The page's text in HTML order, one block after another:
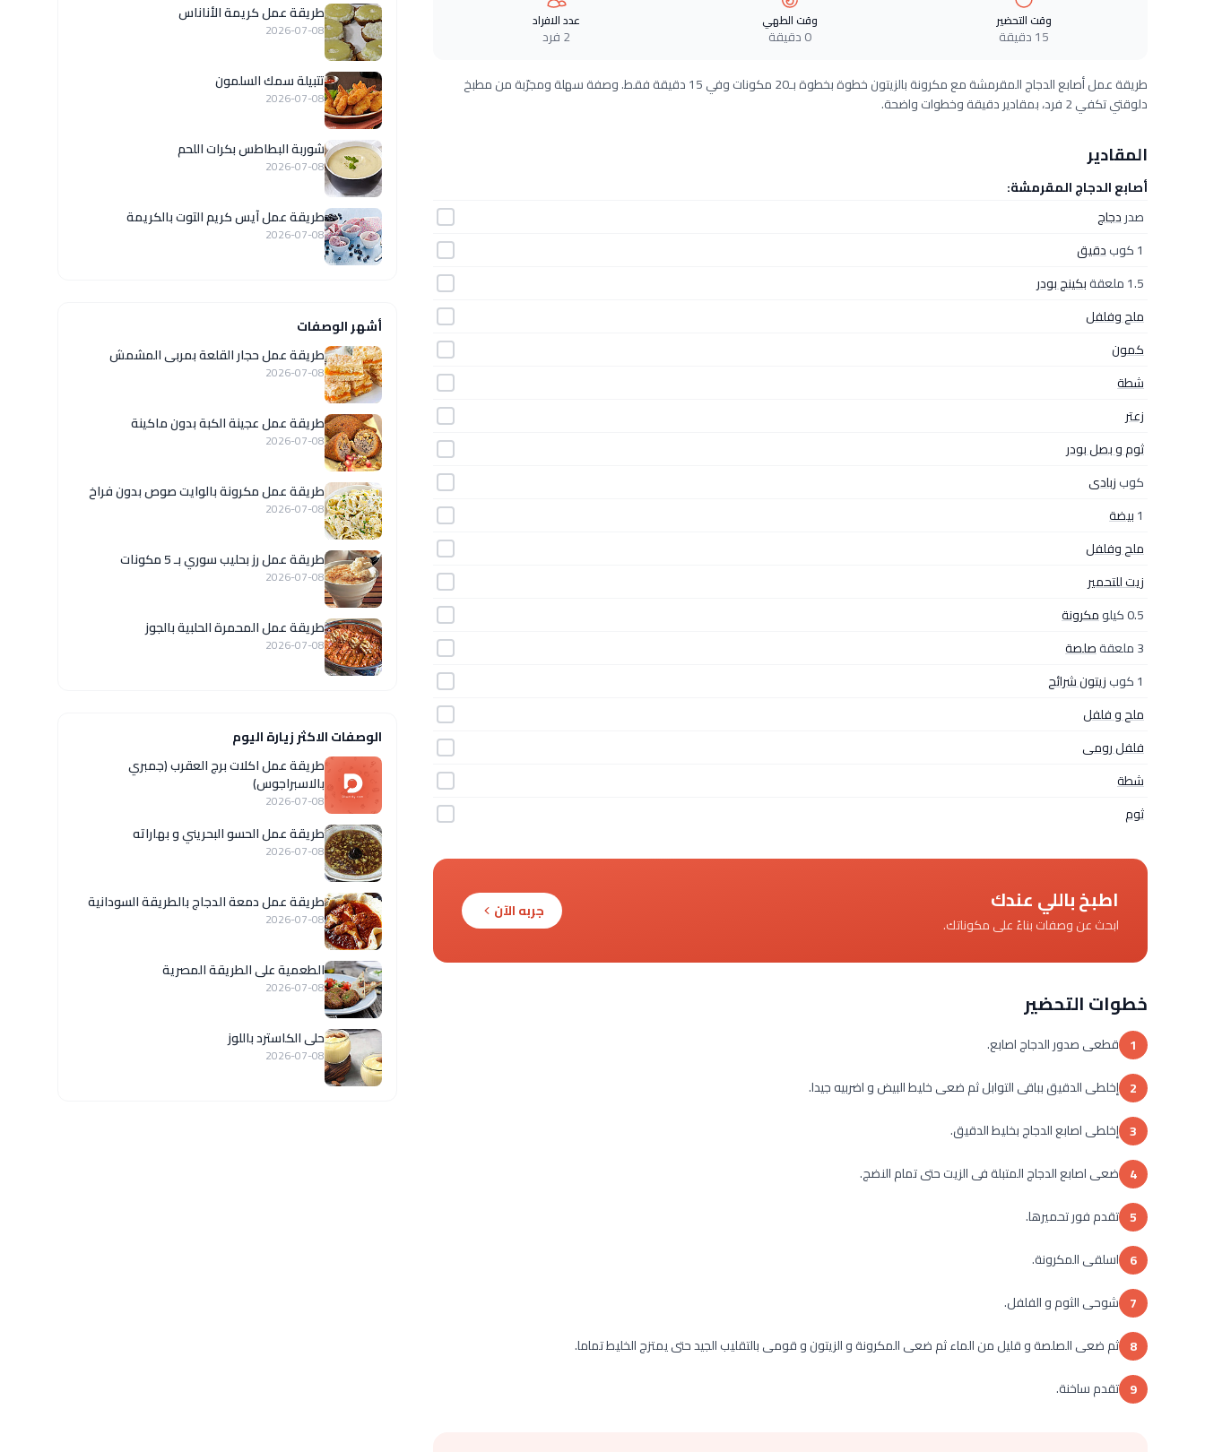
وقت التحضير
15 دقيقة
وقت الطهي
0 دقيقة
عدد الافراد
2 فرد
طريقة عمل أصابع الدجاج المقرمشة مع مكرونة بالزيتون خطوة بخطوة بـ20 مكونات وفي 15 دقيقة فقط. وصفة سهلة ومجرّبة من مطبخ
دلوقتي تكفي 2 فرد، بمقادير دقيقة وخطوات واضحة.
المقادير
أصابع الدجاج المقرمشة:
صدردجاج
1 كوب
دقيق
1.5 ملعقة
بكينج بودر
ملح وفلفل
كمون
شطة
زعتر
ثوم و بصل بودر
كوبزبادى
1بيضة
ملح وفلفل
زيت للتحمير
0.5 كيلو
مكرونة
3 ملعقة
صلصة
1 كوب
زيتون شرائح
ملح و فلفل
فلفل رومى
شطة
ثوم
اطبخ باللي عندك
ابحث عن وصفات بناءً على مكوناتك.
جربه الآن
خطوات التحضير
1 قطعى صدور الدجاج اصابع.
2 إخلطى الدقيق بباقى التوابل ثم ضعى خليط البيض و اضربيه جيدا.
3 إخلطى اصابع الدجاج بخليط الدقيق.
4 ضعى اصابع الدجاج المتبلة فى الزيت حتى تمام النضج.
5 تقدم فور تحميرها.
6 اسلقى المكرونة.
7 شوحى الثوم و الفلفل.
8 ثم ضعى الصلصة و قليل من الماء ثم ضعى المكرونة و الزيتون و قومى بالتقليب الجيد حتى يمتزج الخليط تماما.
9 تقدم ساخنة.
طريقة عمل كريمة الأناناس
2026-07-08
تتبيلة سمك السلمون
2026-07-08
شوربة البطاطس بكرات اللحم
2026-07-08
طريقة عمل آيس كريم التوت بالكريمة
2026-07-08
أشهر الوصفات
طريقة عمل حجار القلعة بمربى المشمش
2026-07-08
طريقة عمل عجينة الكبة بدون ماكينة
2026-07-08
طريقة عمل مكرونة بالوايت صوص بدون فراخ
2026-07-08
طريقة عمل رز بحليب سوري بـ 5 مكونات
2026-07-08
طريقة عمل المحمرة الحلبية بالجوز
2026-07-08
الوصفات الاكثر زيارة اليوم
طريقة عمل اكلات برج العقرب (جمبري
بالاسبراجوس)
2026-07-08
طريقة عمل الحسو البحريني و بهاراته
2026-07-08
طريقة عمل دمعة الدجاج بالطريقة السودانية
2026-07-08
الطعمية على الطريقة المصرية
2026-07-08
حلى الكاسترد باللوز
2026-07-08